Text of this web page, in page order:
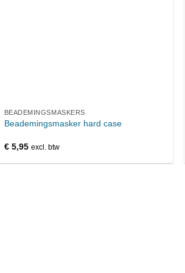
BEADEMINGSMASKERS
Beademingsmasker hard case
€5,95 excl. btw